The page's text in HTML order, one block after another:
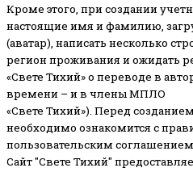
Кроме этого, при создании
настоящие имя и фамилию,
(аватар), написать несколько
регион проживания и ожидать
«Свете Тихий» о переводе в
времени – и в члены МПЛО
«Свете Тихий»). Перед
необходимо ознакомится с
пользовательским
Сайт "Свете Тихий"